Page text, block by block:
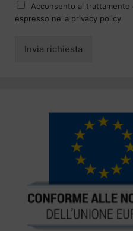
Acconsento al trattamento
espresso nella privacy policy
Invia richiesta